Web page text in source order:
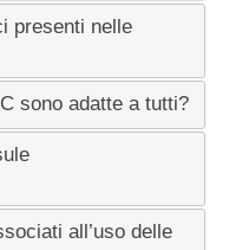
presenti nelle
sono adatte a tutti?
all’uso delle